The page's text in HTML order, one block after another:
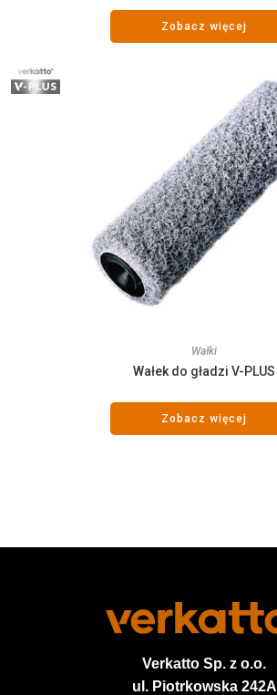
Zobacz więcej
Wałki
Wałek do gładzi V-PLUS
Zobacz więcej
Verkatto Sp. z o.o.
ul. Piotrkowska 242A